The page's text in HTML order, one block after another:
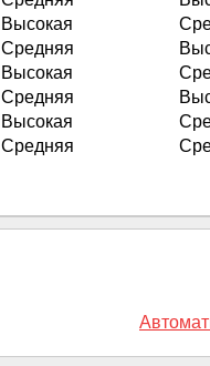
Высокая
Средняя
Высокая
Средняя
Высокая
Средняя